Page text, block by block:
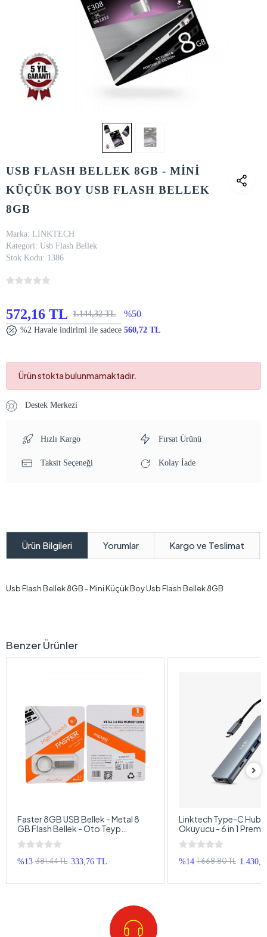
USB FLASH BELLEK 8GB - MİNİ
KÜÇÜK BOY USB FLASH BELLEK
8GB
Marka: LİNKTECH
Kategori: Usb Flash Bellek
Stok Kodu: 1386
572,16 TL 1.144,32 TL %50
%2 Havale indirimi ile sadece 560,72 TL
Ürün stokta bulunmamaktadır.
Destek Merkezi
Hızlı Kargo Fırsat Ürünü
Taksit Seçeneği Kolay İade
Ürün Bilgileri Yorumlar Kargo ve Teslimat
Usb Flash Bellek 8GB - Mini Küçük Boy Usb Flash Bellek 8GB
Benzer Ürünler
Faster 8GB USB Bellek - Metal 8
GB Flash Bellek - Oto Teyp
Anahtarlıklı Usb Bellek
%13 381,44 TL 333,76 TL
Linktech Type-C Hub
Okuyucu - 6 in 1
Hmdi , Hafıza Kartı
%14 1.668,80 TL